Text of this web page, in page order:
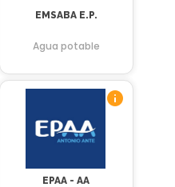
EMSABA E.P.
Agua potable
EPAA - AA